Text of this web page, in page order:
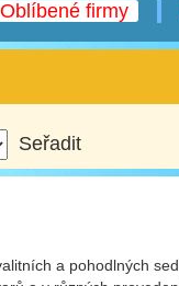
Oblíbené firmy
a pohodlných